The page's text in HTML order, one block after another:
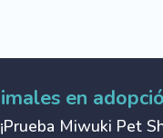
en
Miwuki Pet